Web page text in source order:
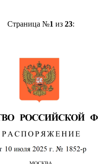
Страница №1 из 23: